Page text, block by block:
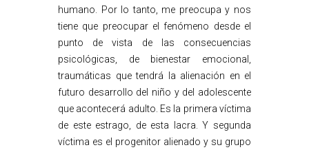
humano. Por lo tanto, me preocupa y nos
tiene que preocupar el fenómeno desde el
punto de vista de las consecuencias
psicológicas, de bienestar emocional,
traumáticas que tendrá la alienación en el
futuro desarrollo del niño y del adolescente
que acontecerá adulto. Es la primera víctima
de este estrago, de esta lacra. Y segunda
víctima es el progenitor alienado y su grupo